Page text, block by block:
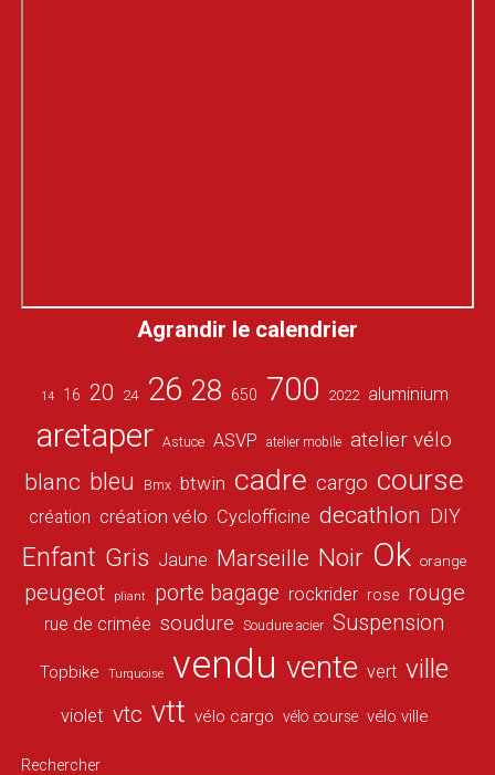
Agrandir le calendrier
14 16 20 24 26 28 650 700 2022 aluminium
aretaper Astuce ASVP atelier mobile atelier vélo
blanc bleu Bmx btwin cadre cargo course
création création vélo Cyclofficine decathlon DIY
Enfant Gris Jaune Marseille Noir Ok orange
peugeot pliant porte bagage rockrider rose rouge
rue de crimée soudure Soudure acier Suspension
Topbike Turquoise vendu vente vert ville
violet vtc vtt vélo cargo vélo course vélo ville
Rechercher